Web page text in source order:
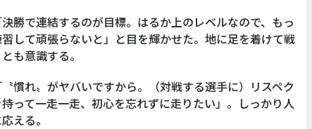
勝で連結するのが目標。はるか上のレベルなので、もっ
習して頑張らないと」と目を輝かせた。地に足を着けて戦
も意識する。
慣れ〟がヤバいですから。（対戦する選手に）リスペク
持って一走一走、初心を忘れずに走りたい」。しっかり人
える。